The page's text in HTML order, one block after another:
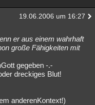
19.06.2006 um 16:27
er aus einem wahrhaft
große Fähigkeiten mit
gegeben -.-
dreckiges Blut!
anderenKontext!)